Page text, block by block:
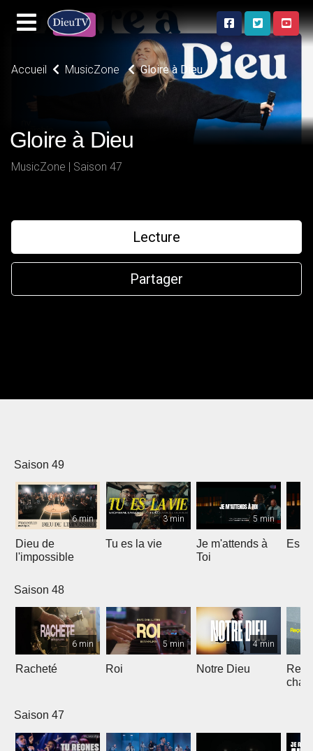
Accueil MusicZone Gloire à Dieu
Gloire à Dieu
MusicZone | Saison 47
Lecture
Partager
Saison 49
6 min
Dieu de
l'impossible
3 min
Tu es la vie
5 min
Je m'attends à
Toi
Saison 48
6 min
Racheté
5 min
Roi
4 min
Notre Dieu
chant
Saison 47